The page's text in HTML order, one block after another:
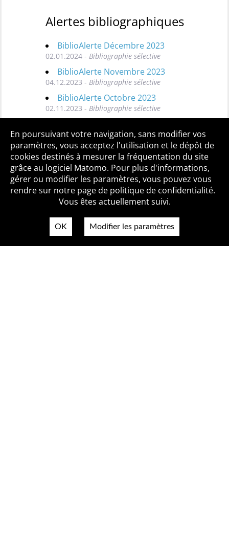
Alertes bibliographiques
BiblioAlerte Décembre 2023
02.01.2024 - Bibliographie sélective
BiblioAlerte Novembre 2023
04.12.2023 - Bibliographie sélective
BiblioAlerte Octobre 2023
02.11.2023 - Bibliographie sélective
Toutes les BiblioAlertes
Qui sommes-nous ? Mentions légales
Accessibilité
Politique de confidentialité
Contact
En poursuivant votre navigation, sans modifier vos
paramètres, vous acceptez l'utilisation et le dépôt de
cookies destinés à mesurer la fréquentation du site
grâce au logiciel Matomo. Pour plus d'informations,
gérer ou modifier les paramètres, vous pouvez vous
rendre sur notre page de politique de confidentialité.
Vous êtes actuellement suivi.
OK Modifier les paramètres